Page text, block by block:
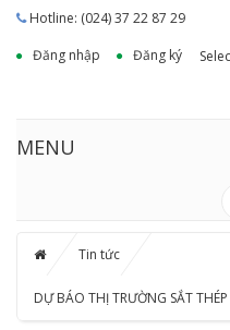
Hotline: (024) 37 22 87 29
Đăng nhập
Đăng ký
MENU
Tin tức
DỰ BÁO THỊ TRƯỜNG SẮT